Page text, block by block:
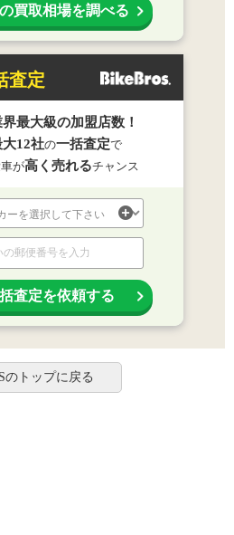
買取相場を調べる
査定
最大級の加盟店数！
大12社の一括査定で
が高く売れるチャンス
査定を依頼する
のトップに戻る